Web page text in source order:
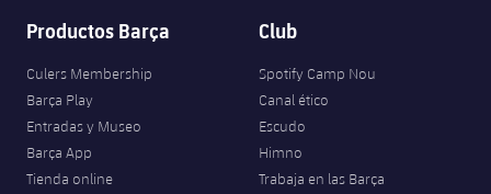
Productos Barça
Culers Membership
Barça Play
Entradas y Museo
Barça App
Tienda online
Club
Spotify Camp Nou
Canal ético
Escudo
Himno
Trabaja en las Barça